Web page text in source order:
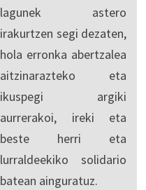
lagunek astero
irakurtzen segi dezaten,
hola erronka abertzalea
aitzinarazteko eta
ikuspegi argiki
aurrerakoi, ireki eta
beste herri eta
lurraldeekiko solidario
batean ainguratuz.